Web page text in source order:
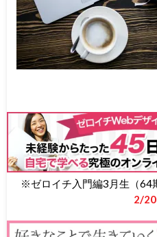
※ゼロイチ入門編3月生（64
2/